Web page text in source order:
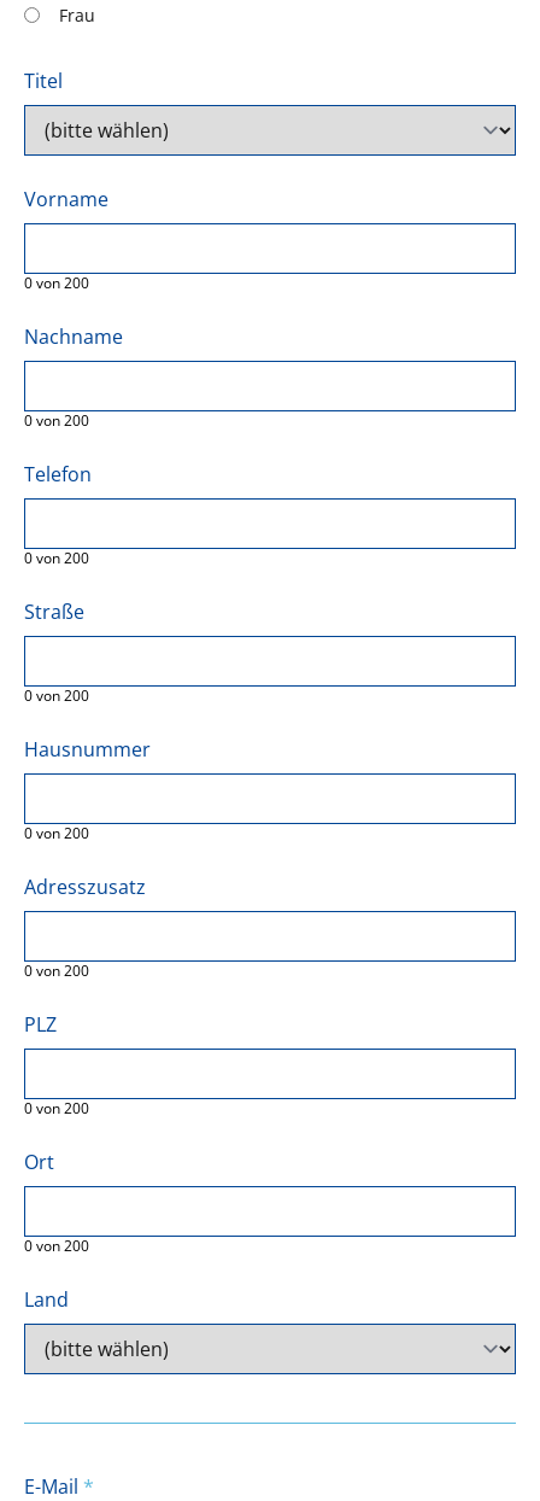
Frau
Titel
Vorname
0von200
Nachname
0von200
Telefon
0von200
Straße
0von200
Hausnummer
0von200
Adresszusatz
0von200
PLZ
0von200
Ort
0von200
Land
E-Mail *